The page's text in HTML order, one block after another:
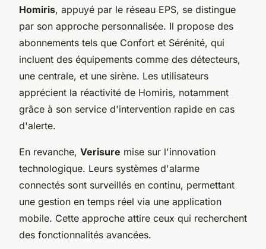
Homiris, appuyé par le réseau EPS, se distingue
par son approche personnalisée. Il propose des
abonnements tels que Confort et Sérénité, qui
incluent des équipements comme des détecteurs,
une centrale, et une sirène. Les utilisateurs
apprécient la réactivité de Homiris, notamment
grâce à son service d'intervention rapide en cas
d'alerte.
En revanche, Verisure mise sur l'innovation
technologique. Leurs systèmes d'alarme
connectés sont surveillés en continu, permettant
une gestion en temps réel via une application
mobile. Cette approche attire ceux qui recherchent
des fonctionnalités avancées.